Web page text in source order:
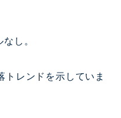
し。
トレンドを示していま